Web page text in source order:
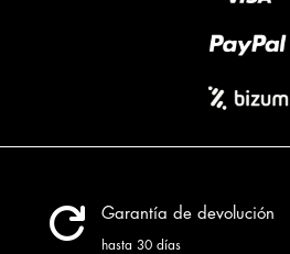
 Garantía de devolución
hasta 30 días